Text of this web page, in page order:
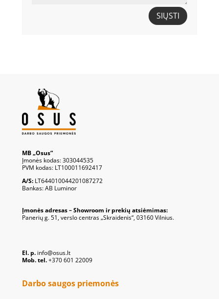
SIŲSTI
MB „Osus“
Įmonės kodas: 303044535
PVM kodas: LT100011692417
A/S:LT644010044201087272
Bankas: AB Luminor
Įmonės adresas – Showroom ir prekių atsiėmimas:
Panerių g. 51, verslo centras „Skraidenis“, 03160 Vilnius.
El. p.info@osus.lt
Mob. tel.+370 601 22009
Darbo saugos priemonės